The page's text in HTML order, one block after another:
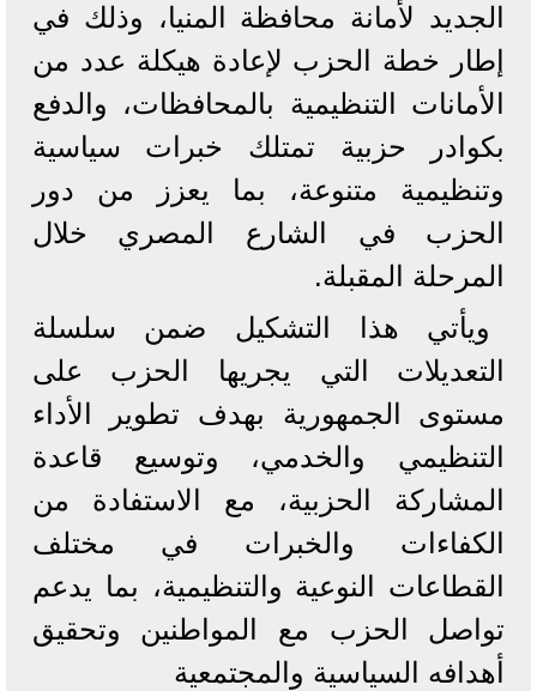
الجديد لأمانة محافظة المنيا، وذلك في
إطار خطة الحزب لإعادة هيكلة عدد من
الأمانات التنظيمية بالمحافظات، والدفع
بكوادر حزبية تمتلك خبرات سياسية
وتنظيمية متنوعة، بما يعزز من دور
الحزب في الشارع المصري خلال
المرحلة المقبلة.
ويأتي هذا التشكيل ضمن سلسلة
التعديلات التي يجريها الحزب على
مستوى الجمهورية بهدف تطوير الأداء
التنظيمي والخدمي، وتوسيع قاعدة
المشاركة الحزبية، مع الاستفادة من
الكفاءات والخبرات في مختلف
القطاعات النوعية والتنظيمية، بما يدعم
تواصل الحزب مع المواطنين وتحقيق
أهدافه السياسية والمجتمعية